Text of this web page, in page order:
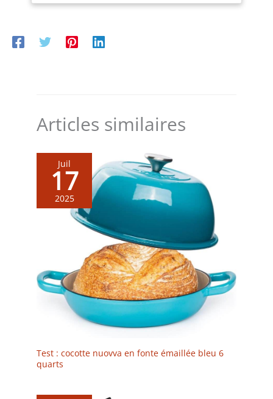
retire facilement et se nettoie vite, ce qui réduit
encombrement réduit conviennent aux petites cuisines,
Articles similaires
Juil
17
2025
Test : cocotte nuovva en fonte émaillée bleu 6
quarts